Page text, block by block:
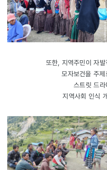
또한, 지역주민이 자
모자보건을 주
스트릿 드
지역사회 인식